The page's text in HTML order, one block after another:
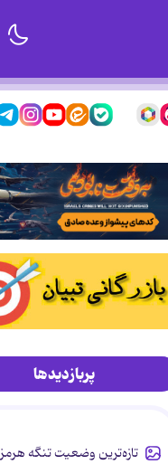
پربازدیدها
تازه‌ترین وضعیت تنگه هرمز